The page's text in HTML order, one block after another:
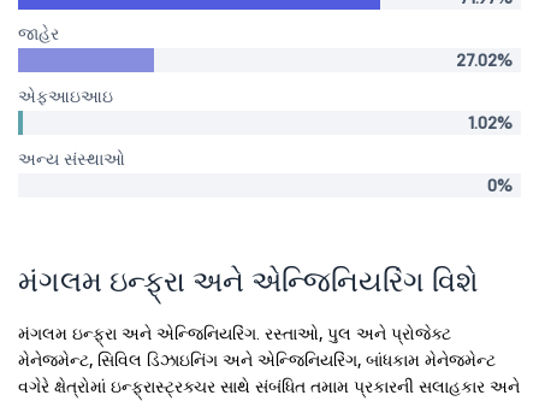
જાહેર
27.02%
એફઆઇઆઇ
1.02%
અન્ય સંસ્થાઓ
0%
મંગલમ ઇન્ફ્રા અને એન્જિનિયરિંગ વિશે
મંગલમ ઇન્ફ્રા અને એન્જિનિયરિંગ. રસ્તાઓ, પુલ અને પ્રોજેક્ટ
મેનેજમેન્ટ, સિવિલ ડિઝાઇનિંગ અને એન્જિનિયરિંગ, બાંધકામ મેનેજમેન્ટ
વગેરે ક્ષેત્રોમાં ઇન્ફ્રાસ્ટ્રક્ચર સાથે સંબંધિત તમામ પ્રકારની સલાહકાર અને